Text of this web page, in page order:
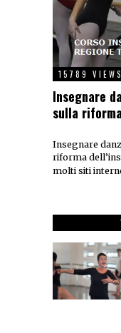
15789 VIEWS
Insegnare
sulla
Insegnare
riforma
molti siti